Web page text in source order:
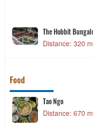
The Hobbit
Distance: 320 m
Food
Tao Ngo
Distance: 670 m